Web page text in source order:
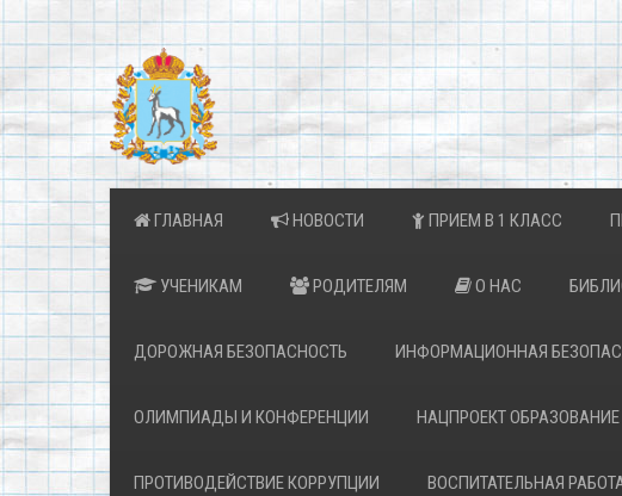
ГЛАВНАЯ НОВОСТИ ПРИЕМ В 1 КЛАСС
УЧЕНИКАМ РОДИТЕЛЯМ О НАС
ДОРОЖНАЯ БЕЗОПАСНОСТЬ ИНФОРМАЦИОННАЯ
ОЛИМПИАДЫ И КОНФЕРЕНЦИИ НАЦПРОЕКТ ОБРАЗОВАНИЕ
ПРОТИВОДЕЙСТВИЕ КОРРУПЦИИ ВОСПИТАТЕЛЬНАЯ